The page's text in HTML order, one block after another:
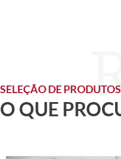
SELEÇÃO DE PRODUTOS
O QUE